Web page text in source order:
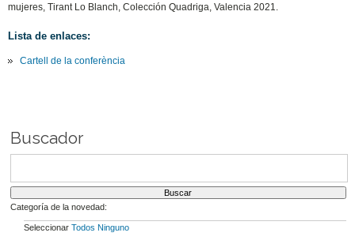
mujeres, Tirant Lo Blanch, Colección Quadriga, Valencia 2021.
Lista de enlaces:
Cartell de la conferència
Buscador
Categoría de la novedad:
Seleccionar Todos Ninguno